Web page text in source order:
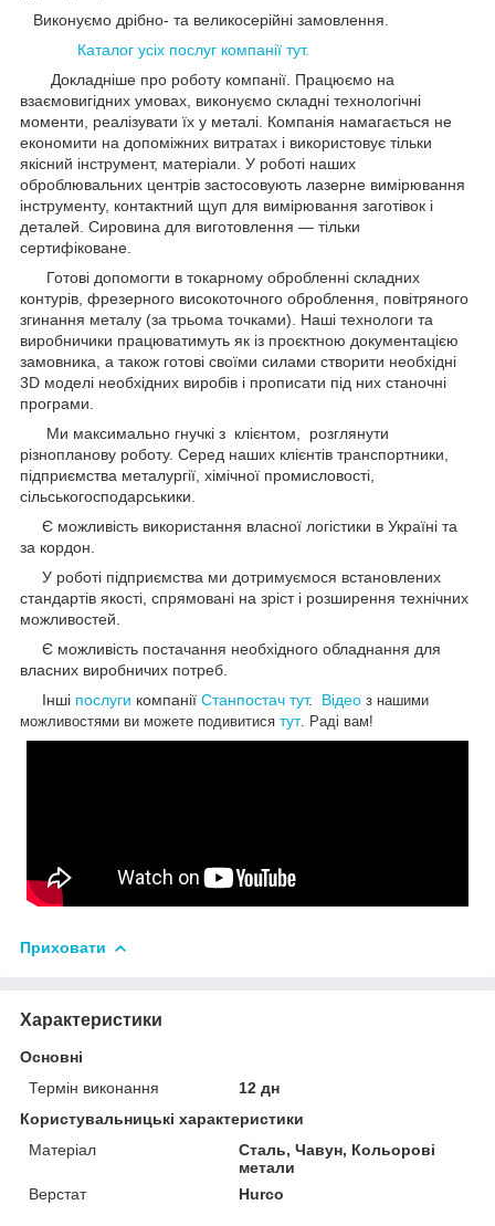
Виконуємо дрібно- та великосерійні замовлення.
Каталог усіх послуг компанії тут.
Докладніше про роботу компанії. Працюємо на
взаємовигідних умовах, виконуємо складні технологічні
моменти, реалізувати їх у металі. Компанія намагається не
економити на допоміжних витратах і використовує тільки
якісний інструмент, матеріали. У роботі наших
оброблювальних центрів застосовують лазерне вимірювання
інструменту, контактний щуп для вимірювання заготівок і
деталей. Сировина для виготовлення — тільки
сертифіковане.
Готові допомогти в токарному обробленні складних
контурів, фрезерного високоточного оброблення, повітряного
згинання металу (за трьома точками). Наші технологи та
виробничики працюватимуть як із проєктною документацією
замовника, а також готові своїми силами створити необхідні
3D моделі необхідних виробів і прописати під них станочні
програми.
Ми максимально гнучкі з клієнтом, розглянути
різнопланову роботу. Серед наших клієнтів транспортники,
підприємства металургії, хімічної промисловості,
сільськогосподарськики.
Є можливість використання власної логістики в Україні та
за кордон.
У роботі підприємства ми дотримуємося встановлених
стандартів якості, спрямовані на зріст і розширення технічних
можливостей.
Є можливість постачання необхідного обладнання для
власних виробничих потреб.
Інші послуги компанії Станпостач тут. Відео з нашими
можливостями ви можете подивитися тут. Раді вам!
Приховати
Характеристики
Основні
Термін виконання
12 дн
Користувальницькі характеристики
Матеріал
Сталь, Чавун, Кольорові
метали
Верстат
Hurco